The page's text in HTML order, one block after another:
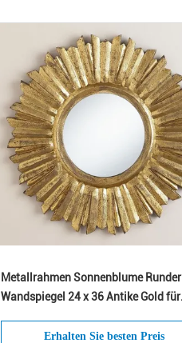
Metallrahmen Sonnenblume Runder
Wandspiegel 24 x 36 Antike Gold für
Erhalten Sie besten Preis